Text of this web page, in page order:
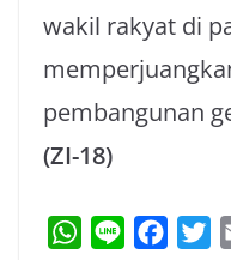
wakil rakyat di
pembangunan
(ZI-18)
W